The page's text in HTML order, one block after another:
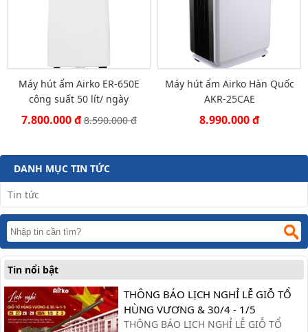
Máy hút ẩm Airko ER-650E
công suất 50 lít/ ngày
7.800.000 đ8.590.000 đ
Máy hút ẩm Airko Hàn Quốc
AKR-25CAE
8.990.000 đ
DANH MỤC TIN TỨC
Tin tức
Tin nổi bật
THÔNG BÁO LỊCH NGHỈ LỄ GIỖ TỔ
HÙNG VƯƠNG & 30/4 - 1/5
THÔNG BÁO LỊCH NGHỈ LỄ GIỖ TỔ